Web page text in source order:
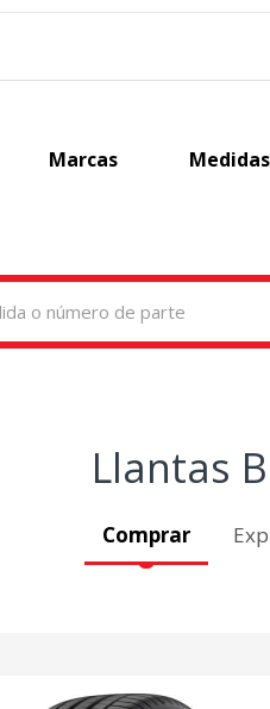
Marcas Medidas
Llantas
Comprar